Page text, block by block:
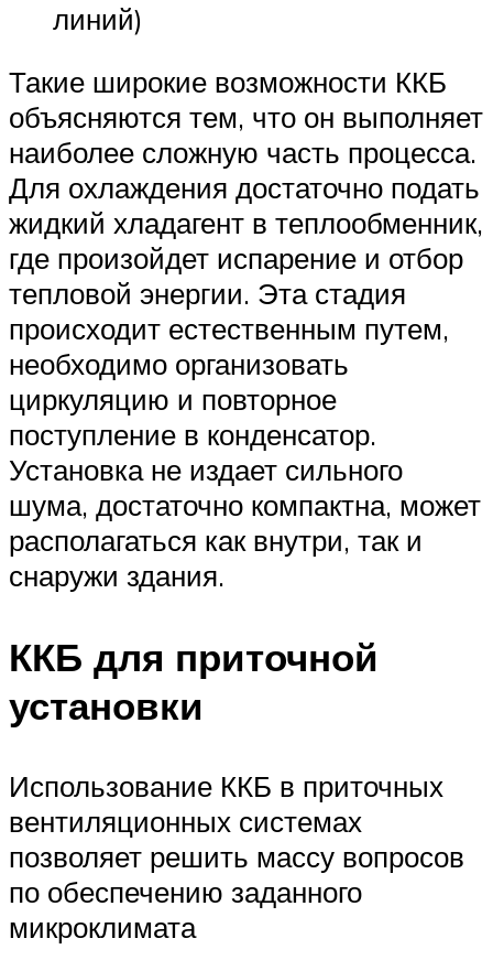
линий)
Такие широкие возможности ККБ
объясняются тем, что он выполняет
наиболее сложную часть процесса.
Для охлаждения достаточно подать
жидкий хладагент в теплообменник,
где произойдет испарение и отбор
тепловой энергии. Эта стадия
происходит естественным путем,
необходимо организовать
циркуляцию и повторное
поступление в конденсатор.
Установка не издает сильного
шума, достаточно компактна, может
располагаться как внутри, так и
снаружи здания.
ККБ для приточной
установки
Использование ККБ в приточных
вентиляционных системах
позволяет решить массу вопросов
по обеспечению заданного
микроклимата